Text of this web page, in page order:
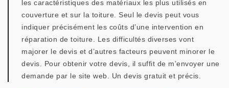
les caractéristiques des matériaux les plus utilisés en
couverture et sur la toiture. Seul le devis peut vous
indiquer précisément les coûts d’une intervention en
réparation de toiture. Les difficultés diverses vont
majorer le devis et d’autres facteurs peuvent minorer le
devis. Pour obtenir votre devis, il suffit de m’envoyer une
demande par le site web. Un devis gratuit et précis.